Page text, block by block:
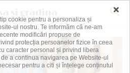
×
cookie pentru a personaliza și
ul nostru. Te informăm că ne-am
modificări propuse de
protecția persoanelor fizice în ceea
caracter personal și privind libera
a continua navigarea pe Website-ul
pentru a citi și înțelege conținutul